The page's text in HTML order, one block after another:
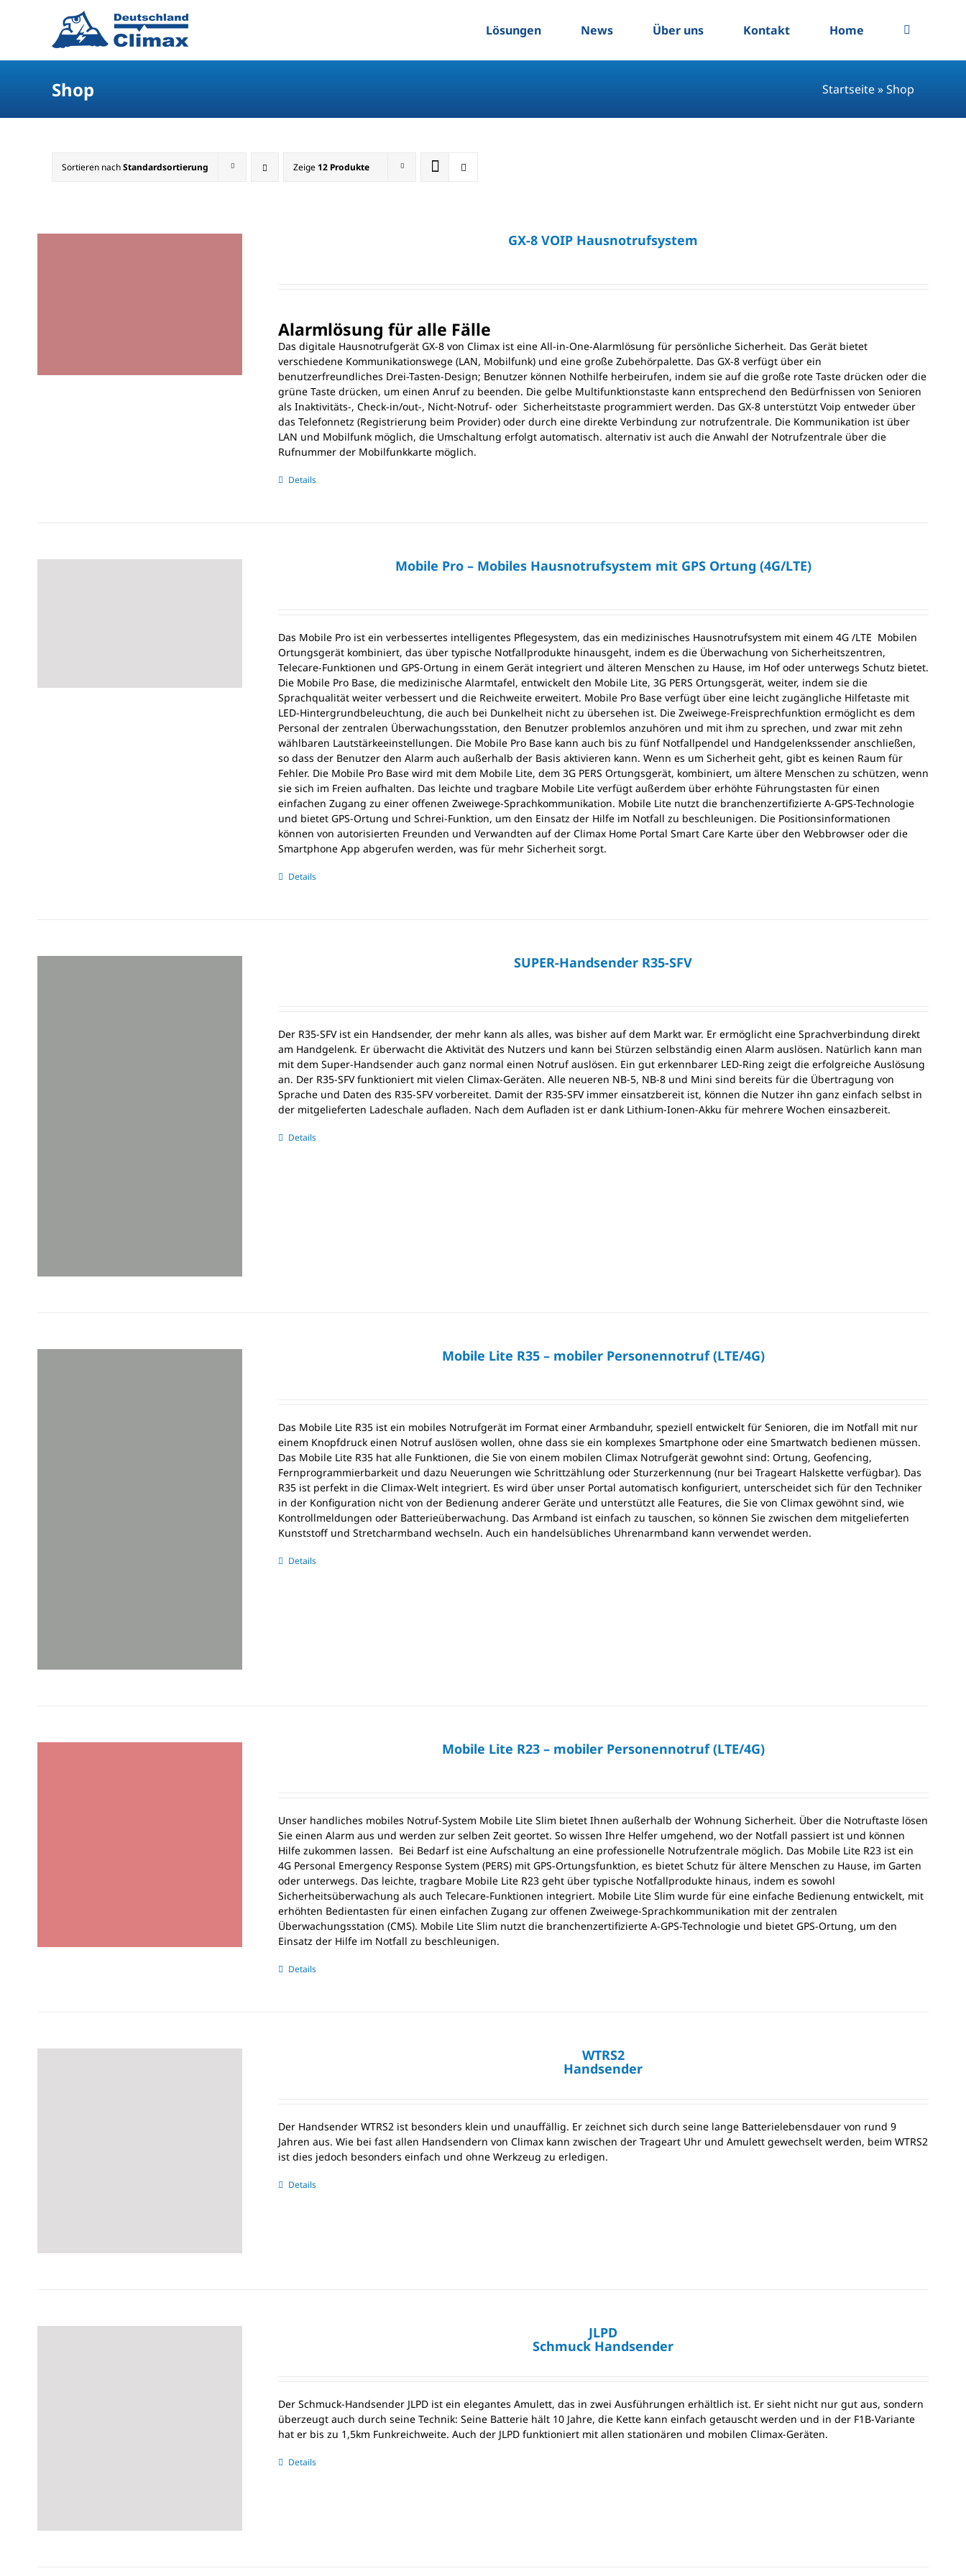
Lösungen News Über uns Kontakt Home
Shop Startseite»Shop
Sortieren nachStandardsortierung Zeige 12 Produkte
GX-8 VOIP Hausnotrufsystem
Alarmlösung für alle Fälle
Das digitale Hausnotrufgerät GX-8 von Climax ist eine All-in-One-Alarmlösung für persönliche Sicherheit. Das Gerät bietet
verschiedene Kommunikationswege (LAN, Mobilfunk) und eine große Zubehörpalette. Das GX-8 verfügt über ein
benutzerfreundliches Drei-Tasten-Design; Benutzer können Nothilfe herbeirufen, indem sie auf die große rote Taste drücken oder die
grüne Taste drücken, um einen Anruf zu beenden. Die gelbe Multifunktionstaste kann entsprechend den Bedürfnissen von Senioren
als Inaktivitäts-, Check-in/out-, Nicht-Notruf- oder Sicherheitstaste programmiert werden. Das GX-8 unterstützt Voip entweder über
das Telefonnetz (Registrierung beim Provider) oder durch eine direkte Verbindung zur notrufzentrale. Die Kommunikation ist über
LAN und Mobilfunk möglich, die Umschaltung erfolgt automatisch. alternativ ist auch die Anwahl der Notrufzentrale über die
Rufnummer der Mobilfunkkarte möglich.
Details
Mobile Pro – Mobiles Hausnotrufsystem mit GPS Ortung (4G/LTE)
Das Mobile Pro ist ein verbessertes intelligentes Pflegesystem, das ein medizinisches Hausnotrufsystem mit einem 4G /LTE Mobilen
Ortungsgerät kombiniert, das über typische Notfallprodukte hinausgeht, indem es die Überwachung von Sicherheitszentren,
Telecare-Funktionen und GPS-Ortung in einem Gerät integriert und älteren Menschen zu Hause, im Hof oder unterwegs Schutz bietet.
Die Mobile Pro Base, die medizinische Alarmtafel, entwickelt den Mobile Lite, 3G PERS Ortungsgerät, weiter, indem sie die
Sprachqualität weiter verbessert und die Reichweite erweitert. Mobile Pro Base verfügt über eine leicht zugängliche Hilfetaste mit
LED-Hintergrundbeleuchtung, die auch bei Dunkelheit nicht zu übersehen ist. Die Zweiwege-Freisprechfunktion ermöglicht es dem
Personal der zentralen Überwachungsstation, den Benutzer problemlos anzuhören und mit ihm zu sprechen, und zwar mit zehn
wählbaren Lautstärkeeinstellungen. Die Mobile Pro Base kann auch bis zu fünf Notfallpendel und Handgelenkssender anschließen,
so dass der Benutzer den Alarm auch außerhalb der Basis aktivieren kann. Wenn es um Sicherheit geht, gibt es keinen Raum für
Fehler. Die Mobile Pro Base wird mit dem Mobile Lite, dem 3G PERS Ortungsgerät, kombiniert, um ältere Menschen zu schützen, wenn
sie sich im Freien aufhalten. Das leichte und tragbare Mobile Lite verfügt außerdem über erhöhte Führungstasten für einen
einfachen Zugang zu einer offenen Zweiwege-Sprachkommunikation. Mobile Lite nutzt die branchenzertifizierte A-GPS-Technologie
und bietet GPS-Ortung und Schrei-Funktion, um den Einsatz der Hilfe im Notfall zu beschleunigen. Die Positionsinformationen
können von autorisierten Freunden und Verwandten auf der Climax Home Portal Smart Care Karte über den Webbrowser oder die
Smartphone App abgerufen werden, was für mehr Sicherheit sorgt.
Details
SUPER-Handsender R35-SFV
Der R35-SFV ist ein Handsender, der mehr kann als alles, was bisher auf dem Markt war. Er ermöglicht eine Sprachverbindung direkt
am Handgelenk. Er überwacht die Aktivität des Nutzers und kann bei Stürzen selbständig einen Alarm auslösen. Natürlich kann man
mit dem Super-Handsender auch ganz normal einen Notruf auslösen. Ein gut erkennbarer LED-Ring zeigt die erfolgreiche Auslösung
an. Der R35-SFV funktioniert mit vielen Climax-Geräten. Alle neueren NB-5, NB-8 und Mini sind bereits für die Übertragung von
Sprache und Daten des R35-SFV vorbereitet. Damit der R35-SFV immer einsatzbereit ist, können die Nutzer ihn ganz einfach selbst in
der mitgelieferten Ladeschale aufladen. Nach dem Aufladen ist er dank Lithium-Ionen-Akku für mehrere Wochen einsazbereit.
Details
Mobile Lite R35 – mobiler Personennotruf (LTE/4G)
Das Mobile Lite R35 ist ein mobiles Notrufgerät im Format einer Armbanduhr, speziell entwickelt für Senioren, die im Notfall mit nur
einem Knopfdruck einen Notruf auslösen wollen, ohne dass sie ein komplexes Smartphone oder eine Smartwatch bedienen müssen.
Das Mobile Lite R35 hat alle Funktionen, die Sie von einem mobilen Climax Notrufgerät gewohnt sind: Ortung, Geofencing,
Fernprogrammierbarkeit und dazu Neuerungen wie Schrittzählung oder Sturzerkennung (nur bei Trageart Halskette verfügbar). Das
R35 ist perfekt in die Climax-Welt integriert. Es wird über unser Portal automatisch konfiguriert, unterscheidet sich für den Techniker
in der Konfiguration nicht von der Bedienung anderer Geräte und unterstützt alle Features, die Sie von Climax gewöhnt sind, wie
Kontrollmeldungen oder Batterieüberwachung. Das Armband ist einfach zu tauschen, so können Sie zwischen dem mitgelieferten
Kunststoff und Stretcharmband wechseln. Auch ein handelsübliches Uhrenarmband kann verwendet werden.
Details
Mobile Lite R23 – mobiler Personennotruf (LTE/4G)
Unser handliches mobiles Notruf-System Mobile Lite Slim bietet Ihnen außerhalb der Wohnung Sicherheit. Über die Notruftaste lösen
Sie einen Alarm aus und werden zur selben Zeit geortet. So wissen Ihre Helfer umgehend, wo der Notfall passiert ist und können
Hilfe zukommen lassen. Bei Bedarf ist eine Aufschaltung an eine professionelle Notrufzentrale möglich. Das Mobile Lite R23 ist ein
4G Personal Emergency Response System (PERS) mit GPS-Ortungsfunktion, es bietet Schutz für ältere Menschen zu Hause, im Garten
oder unterwegs. Das leichte, tragbare Mobile Lite R23 geht über typische Notfallprodukte hinaus, indem es sowohl
Sicherheitsüberwachung als auch Telecare-Funktionen integriert. Mobile Lite Slim wurde für eine einfache Bedienung entwickelt, mit
erhöhten Bedientasten für einen einfachen Zugang zur offenen Zweiwege-Sprachkommunikation mit der zentralen
Überwachungsstation (CMS). Mobile Lite Slim nutzt die branchenzertifizierte A-GPS-Technologie und bietet GPS-Ortung, um den
Einsatz der Hilfe im Notfall zu beschleunigen.
Details
WTRS2
Handsender
Der Handsender WTRS2 ist besonders klein und unauffällig. Er zeichnet sich durch seine lange Batterielebensdauer von rund 9
Jahren aus. Wie bei fast allen Handsendern von Climax kann zwischen der Trageart Uhr und Amulett gewechselt werden, beim WTRS2
ist dies jedoch besonders einfach und ohne Werkzeug zu erledigen.
Details
JLPD
Schmuck Handsender
Der Schmuck-Handsender JLPD ist ein elegantes Amulett, das in zwei Ausführungen erhältlich ist. Er sieht nicht nur gut aus, sondern
überzeugt auch durch seine Technik: Seine Batterie hält 10 Jahre, die Kette kann einfach getauscht werden und in der F1B-Variante
hat er bis zu 1,5km Funkreichweite. Auch der JLPD funktioniert mit allen stationären und mobilen Climax-Geräten.
Details